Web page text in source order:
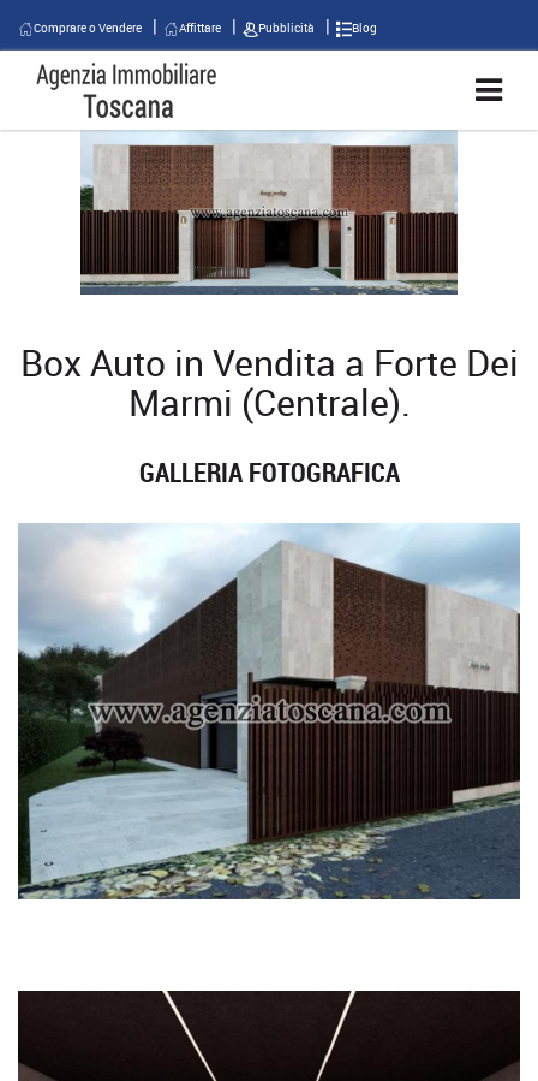
Comprare o Vendere Affittare Pubblicità Blog
Box Auto in Vendita a Forte Dei
Marmi (Centrale).
GALLERIA FOTOGRAFICA